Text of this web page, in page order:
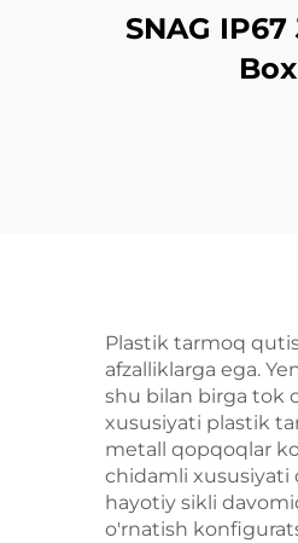
SNAG
Box
Plastik tarmoq
afzalliklarga ega.
shu bilan birga tok
xususiyati plastik
metall qopqoqlar
chidamli xususiyati
hayotiy sikli
o'rnatish